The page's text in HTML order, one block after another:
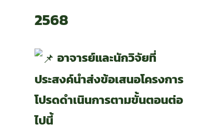
2568
อาจารย์และนักวิจัยที่
ประสงค์นำส่งข้อเสนอโครงการ
โปรดดำเนินการตามขั้นตอนต่อ
ไปนี้